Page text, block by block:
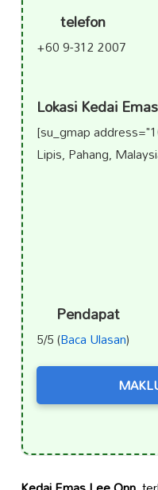
telefon
+60 9-312 2007
Lokasi Kedai
[su_gmap
Lipis, Pahang,
Pendapat
5/5 (Baca Ulasan)